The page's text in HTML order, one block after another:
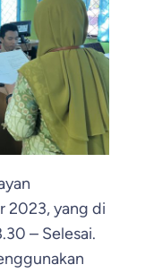
2023, yang di
– Selesai.